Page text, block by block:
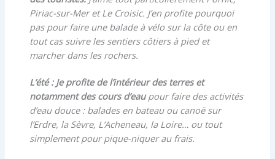
Piriac-sur-Mer et Le Croisic. J’en profite pourquoi
pas pour faire une balade à vélo sur la côte ou en
tout cas suivre les sentiers côtiers à pied et
marcher dans les rochers.
L’été : Je profite de l’intérieur des terres et
notamment des cours d’eau pour faire des activités
d’eau douce : balades en bateau ou canoë sur
l’Erdre, la Sèvre, L’Acheneau, la Loire… ou tout
simplement pour pique-niquer au frais.